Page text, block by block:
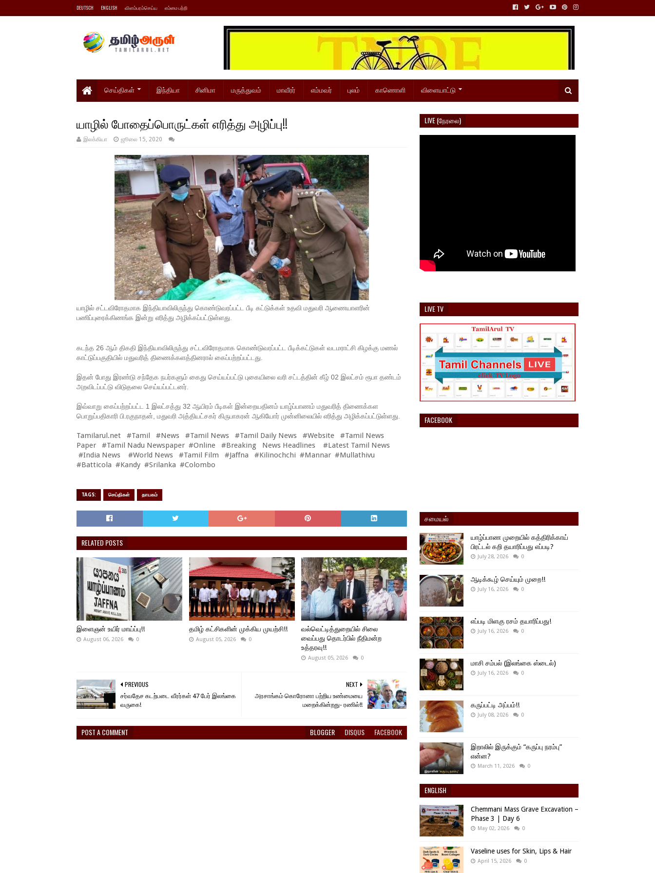
DEUTSCH ENGLISH விளம்பரம்செய்ய எம்மை பற்றி
செய்திகள் இந்தியா சினிமா மருத்துவம் மாவீரர் எம்மவர் புலம் காணொளி விளையாட்டு
யாழில் போதைப்பொருட்கள் எரித்து அழிப்பு!!
இலக்கியா ஜூலை 15, 2020
யாழில் சட்டவிரோதமாக இந்தியாவிலிருந்து கொண்டுவரப்பட்ட பீடி கட்டுக்கள் உதவி மதுவரி ஆணையாளரின்
பணிப்புரைக்கிணங்க இன்று எரித்து அழிக்கப்பட்டுள்ளது.
கடந்த 26 ஆம் திகதி இந்தியாவிலிருந்து சட்டவிரோதமாக கொண்டுவரப்பட்ட பீடிக்கட்டுகள் வடமராட்சி கிழக்கு மணல்
காட்டுப்பகுதியில் மதுவரித் திணைக்களத்தினரால் கைப்பற்றப்பட்டது.
இதன் போது இரண்டு சந்தேக நபர்களும் கைது செய்யப்பட்டு புகையிலை வரி சட்டத்தின் கீழ் 02 இலட்சம் ரூபா தண்டம்
அறவிடப்பட்டு விடுதலை செய்யப்பட்டனர்.
இவ்வாறு கைப்பற்றப்பட்ட 1 இலட்சத்து 32 ஆயிரம் பீடிகள் இன்றையதினம் யாழ்ப்பாணம் மதுவரித் திணைக்கள
பொறுப்பதிகாரி பி.ரகுநாதன், மதுவரி அத்தியட்சகர் கிருபாகரன் ஆகியோர் முன்னிலையில் எரித்து அழிக்கப்பட்டுள்ளது.
Tamilarul.net #Tamil #News #Tamil News #Tamil Daily News #Website #Tamil News
Paper #Tamil Nadu Newspaper #Online #Breaking News Headlines #Latest Tamil News
#India News #World News #Tamil Film #Jaffna #Kilinochchi #Mannar #Mullathivu
#Batticola #Kandy #Srilanka #Colombo
TAGS: செய்திகள் தாயகம்
RELATED POSTS
இளைஞன் உயிர் மாய்ப்பு!!
August 06, 2026 0
தமிழ் கட்சிகளின் முக்கிய முயற்சி!!
August 05, 2026 0
வல்வெட்டித்துறையில் சிலை
வைப்பது தொடர்பில் நீதிமன்ற
உத்தரவு!!
August 05, 2026 0
NEXT
அரசாங்கம் கொரோனா பற்றிய உண்மையை
மறைக்கின்றது- ரணில்!!
PREVIOUS
சர்வதேச கடற்படை வீரர்கள் 47 பேர் இலங்கை
வருகை!
POST A COMMENT BLOGGER DISQUS FACEBOOK
LIVE (நேரலை)
LIVE TV
FACEBOOK
சமையல்
யாழ்ப்பாண முறையில் கத்திரிக்காய்
பிரட்டல் கறி தயாரிப்பது எப்படி?
July 28, 2026 0
ஆடிக்கூழ் செய்யும் முறை!!
July 16, 2026 0
எப்படி மிளகு ரசம் தயாரிப்பது!
July 16, 2026 0
மாசி சம்பல் (இலங்கை ஸ்டைல்)
July 16, 2026 0
கருப்பட்டி அப்பம்!!
July 08, 2026 0
இறாலில் இருக்கும் “கருப்பு நரம்பு”
என்ன?
March 11, 2026 0
ENGLISH
Chemmani Mass Grave Excavation –
Phase 3 | Day 6
May 02, 2026 0
Vaseline uses for Skin, Lips & Hair
April 15, 2026 0